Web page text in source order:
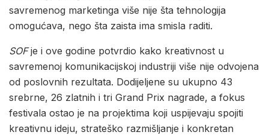
savremenog marketinga više nije šta tehnologija
omogućava, nego šta zaista ima smisla raditi.
SOFje i ove godine potvrdio kako kreativnost u
savremenoj komunikacijskoj industriji više nije odvojena
od poslovnih rezultata. Dodijeljene su ukupno 43
srebrne, 26 zlatnih i tri Grand Prix nagrade, a fokus
festivala ostao je na projektima koji uspijevaju spojiti
kreativnu ideju, strateško razmišljanje i konkretan